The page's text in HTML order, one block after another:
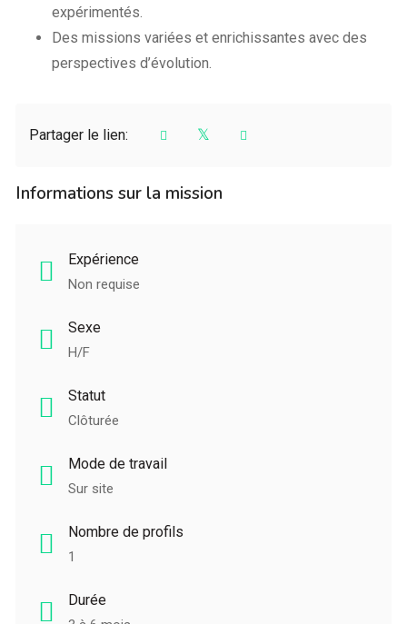
expérimentés.
Des missions variées et enrichissantes avec des
perspectives d’évolution.
Partager le lien:
Informations sur la mission
Expérience
Non requise
Sexe
H/F
Statut
Clôturée
Mode de travail
Sur site
Nombre de profils
1
Durée